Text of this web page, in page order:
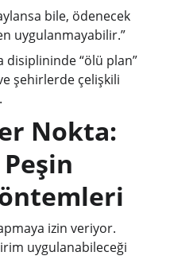
bile, ödenecek
uygulanmayabilir.”
“ölü plan”
şehirlerde çelişkili
Nokta:
izin veriyor.
uygulanabileceği